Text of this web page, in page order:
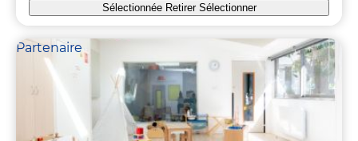
Sélectionnée Retirer Sélectionner
Partenaire